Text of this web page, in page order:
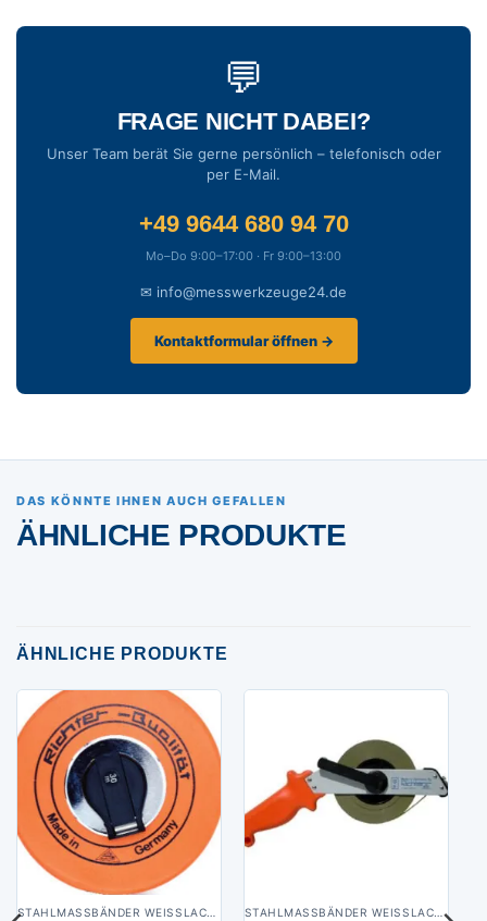
💬
FRAGE NICHT DABEI?
Unser Team berät Sie gerne persönlich – telefonisch oder
per E-Mail.
+49 9644 680 94 70
Mo–Do 9:00–17:00 · Fr 9:00–13:00
✉ info@messwerkzeuge24.de
Kontaktformular öffnen →
DAS KÖNNTE IHNEN AUCH GEFALLEN
ÄHNLICHE PRODUKTE
ÄHNLICHE PRODUKTE